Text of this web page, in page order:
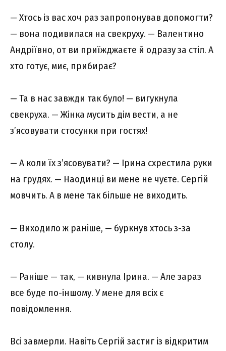
— Хтось із вас хоч раз запропонував допомогти?
— вона подивилася на свекруху. — Валентино
Андріївно, от ви приїжджаєте й одразу за стіл. А
хто готує, миє, прибирає?
— Та в нас завжди так було! — вигукнула
свекруха. — Жінка мусить дім вести, а не
з’ясовувати стосунки при гостях!
— А коли їх з’ясовувати? — Ірина схрестила руки
на грудях. — Наодинці ви мене не чуєте. Сергій
мовчить. А в мене так більше не виходить.
— Виходило ж раніше, — буркнув хтось з-за
столу.
— Раніше — так, — кивнула Ірина. — Але зараз
все буде по-іншому. У мене для всіх є
повідомлення.
Всі завмерли. Навіть Сергій застиг із відкритим